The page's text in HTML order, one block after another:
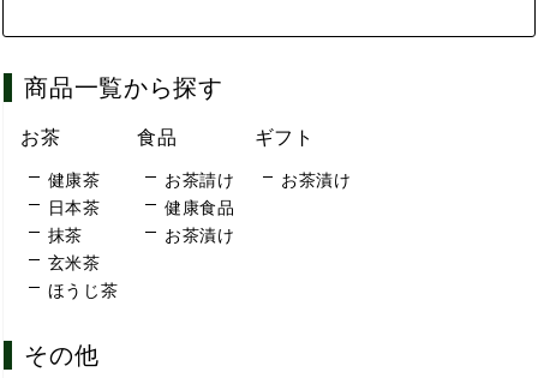
商品一覧から探す
お茶
健康茶
日本茶
抹茶
玄米茶
ほうじ茶
食品
お茶請け
健康食品
お茶漬け
ギフト
お茶漬け
その他